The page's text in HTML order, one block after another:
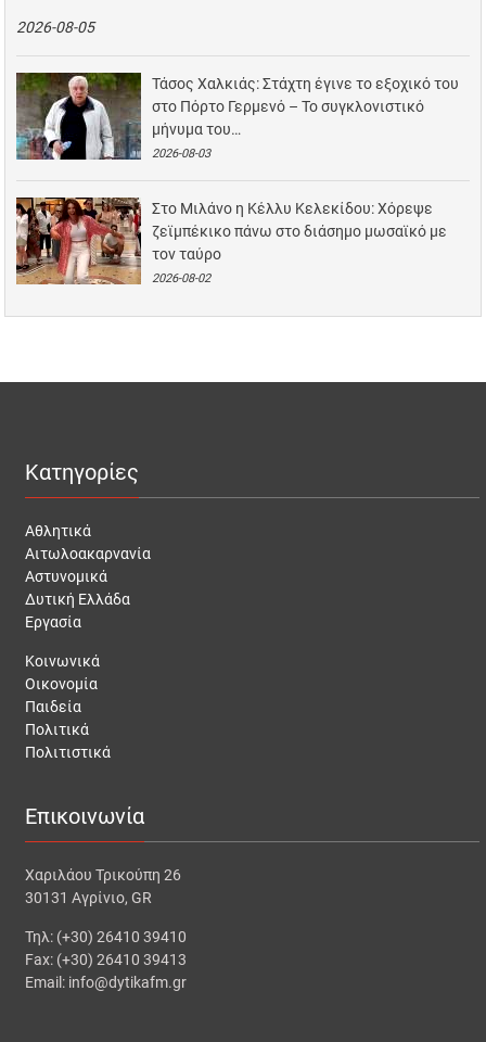
2026-08-05
Τάσος Χαλκιάς: Στάχτη έγινε το εξοχικό του
στο Πόρτο Γερμενό – Το συγκλονιστικό
μήνυμα του…
2026-08-03
Στο Μιλάνο η Κέλλυ Κελεκίδου: Χόρεψε
ζεϊμπέκικο πάνω στο διάσημο μωσαϊκό με
τον ταύρο
2026-08-02
Κατηγορίες
Αθλητικά
Αιτωλοακαρνανία
Αστυνομικά
Δυτική Ελλάδα
Εργασία
Κοινωνικά
Οικονομία
Παιδεία
Πολιτικά
Πολιτιστικά
Επικοινωνία
Χαριλάου Τρικούπη 26
30131 Αγρίνιο, GR
Τηλ: (+30) 26410 39410
Fax: (+30) 26410 39413
Email: info@dytikafm.gr